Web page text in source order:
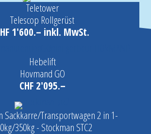
Teletower
Telescop Rollgerüst
1'600.– inkl. MwSt.
Hebelift
Hovmand GO
CHF 2'095.–
Sackkarre/Transportwagen 2 in 1-
350kg - Stockman STC2